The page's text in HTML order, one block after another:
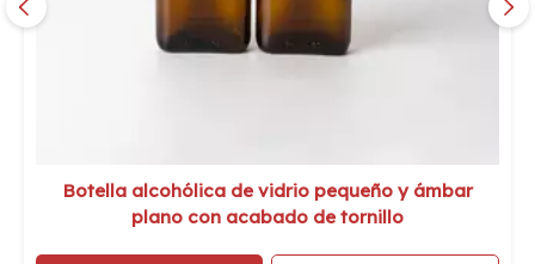
Botella alcohólica de vidrio pequeño y ámbar
plano con acabado de tornillo